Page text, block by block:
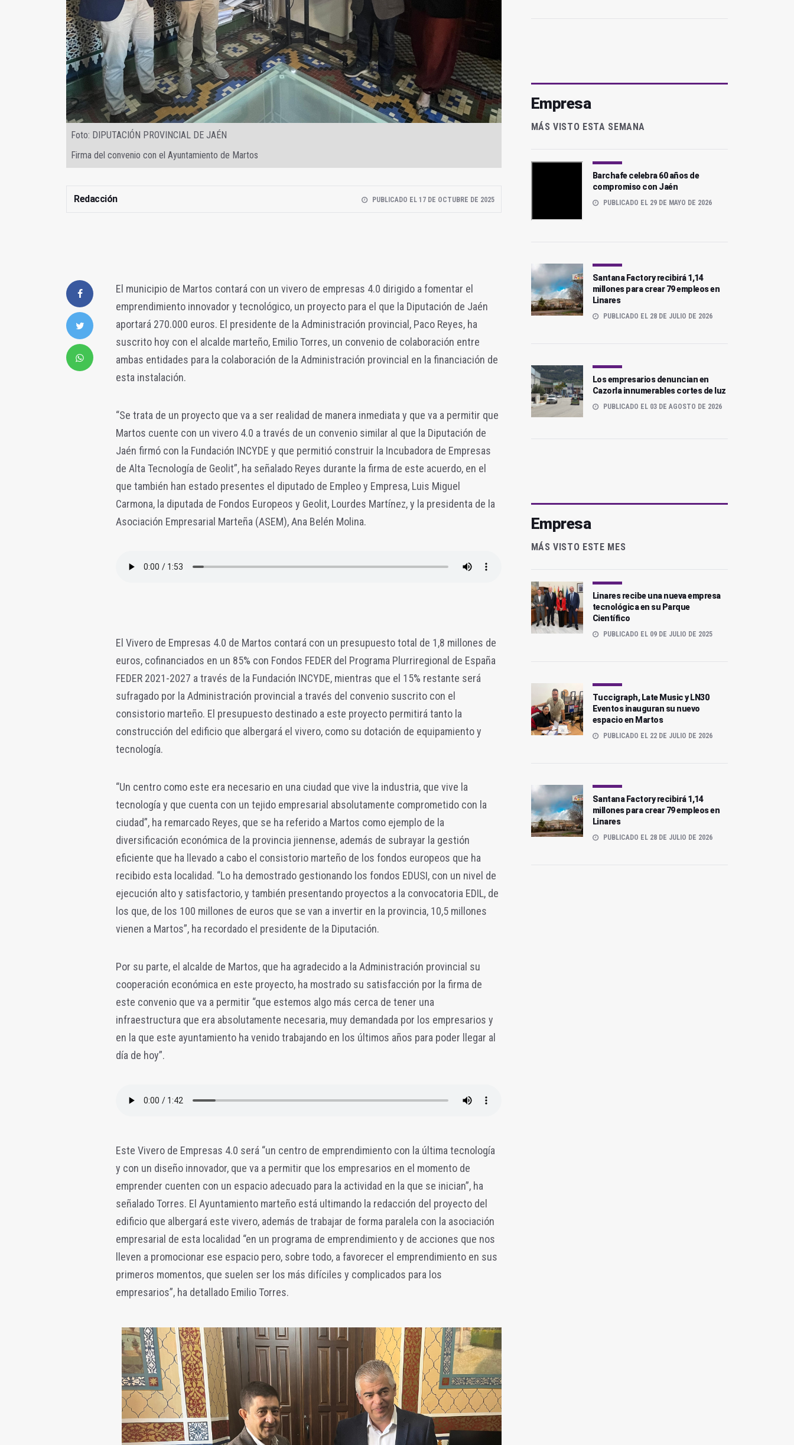
Foto: DIPUTACIÓN PROVINCIAL DE JAÉN
Firma del convenio con el Ayuntamiento de Martos
Redacción PUBLICADO EL 17 DE OCTUBRE DE 2025
El municipio de Martos contará con un vivero de empresas 4.0 dirigido a fomentar el
emprendimiento innovador y tecnológico, un proyecto para el que la Diputación de Jaén
aportará 270.000 euros. El presidente de la Administración provincial, Paco Reyes, ha
suscrito hoy con el alcalde marteño, Emilio Torres, un convenio de colaboración entre
ambas entidades para la colaboración de la Administración provincial en la financiación de
esta instalación.
“Se trata de un proyecto que va a ser realidad de manera inmediata y que va a permitir que
Martos cuente con un vivero 4.0 a través de un convenio similar al que la Diputación de
Jaén firmó con la Fundación INCYDE y que permitió construir la Incubadora de Empresas
de Alta Tecnología de Geolit”, ha señalado Reyes durante la firma de este acuerdo, en el
que también han estado presentes el diputado de Empleo y Empresa, Luis Miguel
Carmona, la diputada de Fondos Europeos y Geolit, Lourdes Martínez, y la presidenta de la
Asociación Empresarial Marteña (ASEM), Ana Belén Molina.
El Vivero de Empresas 4.0 de Martos contará con un presupuesto total de 1,8 millones de
euros, cofinanciados en un 85% con Fondos FEDER del Programa Plurriregional de España
FEDER 2021-2027 a través de la Fundación INCYDE, mientras que el 15% restante será
sufragado por la Administración provincial a través del convenio suscrito con el
consistorio marteño. El presupuesto destinado a este proyecto permitirá tanto la
construcción del edificio que albergará el vivero, como su dotación de equipamiento y
tecnología.
“Un centro como este era necesario en una ciudad que vive la industria, que vive la
tecnología y que cuenta con un tejido empresarial absolutamente comprometido con la
ciudad”, ha remarcado Reyes, que se ha referido a Martos como ejemplo de la
diversificación económica de la provincia jiennense, además de subrayar la gestión
eficiente que ha llevado a cabo el consistorio marteño de los fondos europeos que ha
recibido esta localidad. “Lo ha demostrado gestionando los fondos EDUSI, con un nivel de
ejecución alto y satisfactorio, y también presentando proyectos a la convocatoria EDIL, de
los que, de los 100 millones de euros que se van a invertir en la provincia, 10,5 millones
vienen a Martos”, ha recordado el presidente de la Diputación.
Por su parte, el alcalde de Martos, que ha agradecido a la Administración provincial su
cooperación económica en este proyecto, ha mostrado su satisfacción por la firma de
este convenio que va a permitir “que estemos algo más cerca de tener una
infraestructura que era absolutamente necesaria, muy demandada por los empresarios y
en la que este ayuntamiento ha venido trabajando en los últimos años para poder llegar al
día de hoy”.
Este Vivero de Empresas 4.0 será “un centro de emprendimiento con la última tecnología
y con un diseño innovador, que va a permitir que los empresarios en el momento de
emprender cuenten con un espacio adecuado para la actividad en la que se inician”, ha
señalado Torres. El Ayuntamiento marteño está ultimando la redacción del proyecto del
edificio que albergará este vivero, además de trabajar de forma paralela con la asociación
empresarial de esta localidad “en un programa de emprendimiento y de acciones que nos
lleven a promocionar ese espacio pero, sobre todo, a favorecer el emprendimiento en sus
primeros momentos, que suelen ser los más difíciles y complicados para los
empresarios”, ha detallado Emilio Torres.
Empresa
MÁS VISTO ESTA SEMANA
Barchafe celebra 60 años de
compromiso con Jaén
PUBLICADO EL 29 DE MAYO DE 2026
Santana Factory recibirá 1,14
millones para crear 79 empleos en
Linares
PUBLICADO EL 28 DE JULIO DE 2026
Los empresarios denuncian en
Cazorla innumerables cortes de luz
PUBLICADO EL 03 DE AGOSTO DE 2026
Empresa
MÁS VISTO ESTE MES
Linares recibe una nueva empresa
tecnológica en su Parque
Científico
PUBLICADO EL 09 DE JULIO DE 2025
Tuccigraph, Late Music y LN30
Eventos inauguran su nuevo
espacio en Martos
PUBLICADO EL 22 DE JULIO DE 2026
Santana Factory recibirá 1,14
millones para crear 79 empleos en
Linares
PUBLICADO EL 28 DE JULIO DE 2026